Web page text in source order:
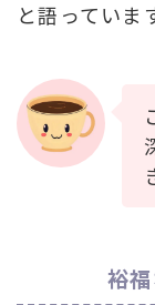
と語っていま
裕